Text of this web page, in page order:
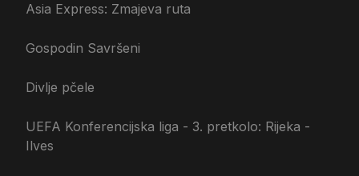
Asia Express: Zmajeva ruta
Gospodin Savršeni
Divlje pčele
UEFA Konferencijska liga - 3. pretkolo: Rijeka -
Ilves